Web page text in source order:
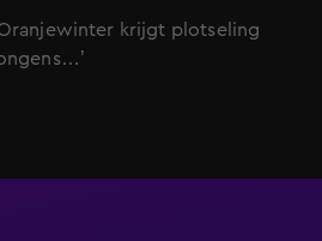
krijgt plotseling